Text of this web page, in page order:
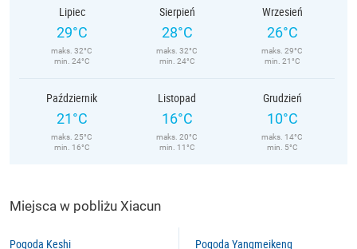
Lipiec
29°C
maks. 32°C
min. 24°C
Sierpień
28°C
maks. 32°C
min. 24°C
Wrzesień
26°C
maks. 29°C
min. 21°C
Październik
21°C
maks. 25°C
min. 16°C
Listopad
16°C
maks. 20°C
min. 11°C
Grudzień
10°C
maks. 14°C
min. 5°C
Miejsca w pobliżu Xiacun
Pogoda Keshi Pogoda Yangmeikeng